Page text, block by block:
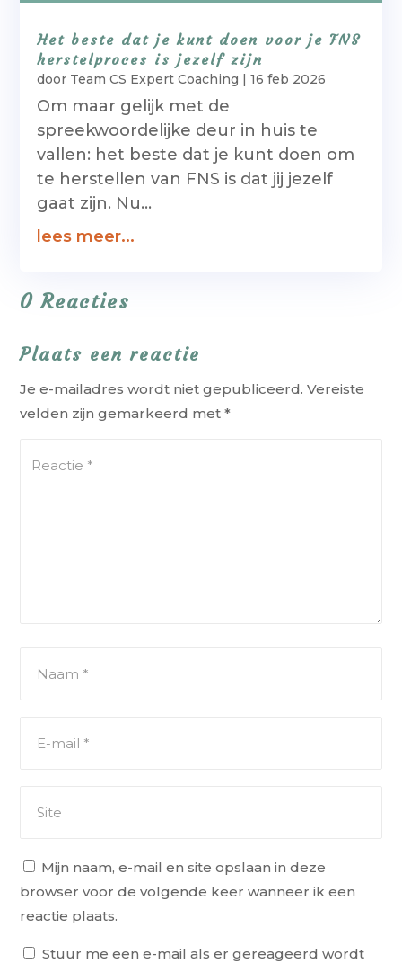
Het beste dat je kunt doen voor je FNS
herstelproces is jezelf zijn
door Team CS Expert Coaching |16 feb 2026
Om maar gelijk met de
spreekwoordelijke deur in huis te
vallen: het beste dat je kunt doen om
te herstellen van FNS is dat jij jezelf
gaat zijn. Nu...
lees meer...
0 Reacties
Plaats een reactie
Je e-mailadres wordt niet gepubliceerd. Vereiste
velden zijn gemarkeerd met*
Mijn naam, e-mail en site opslaan in deze
browser voor de volgende keer wanneer ik een
reactie plaats.
Stuur me een e-mail als er gereageerd wordt